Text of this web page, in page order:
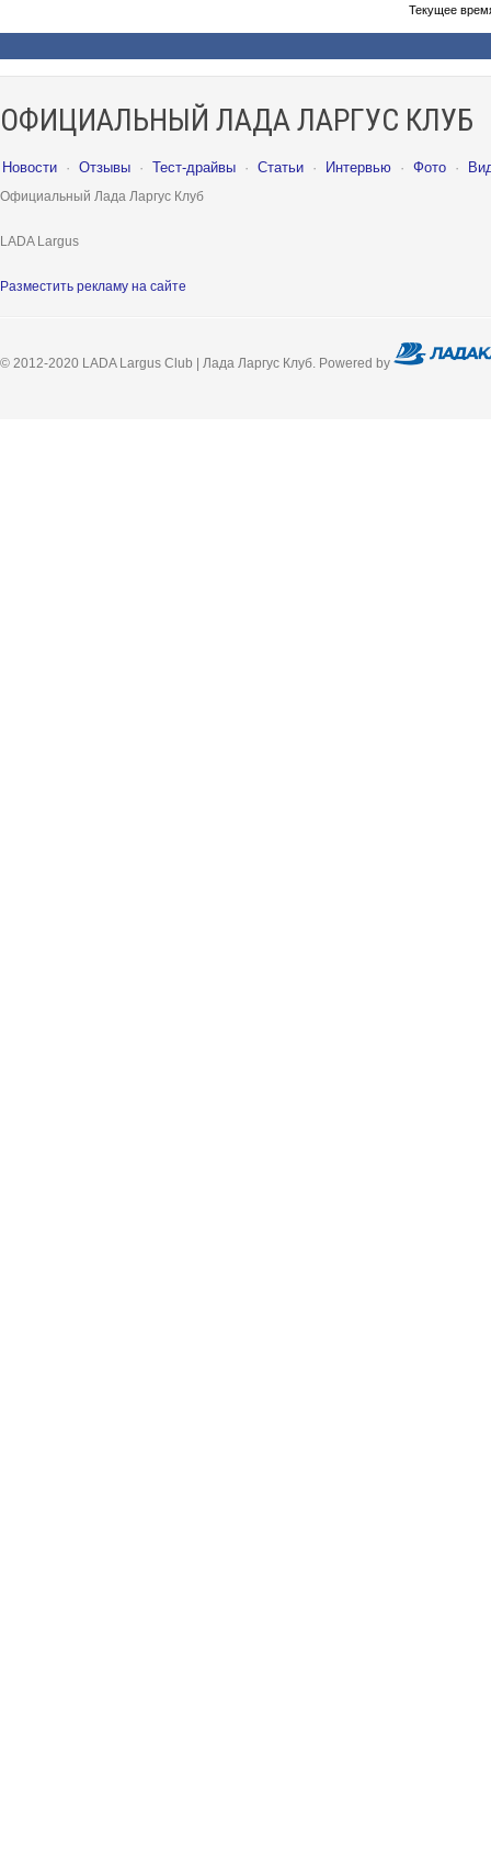
Текущее
ОФИЦИАЛЬНЫЙ ЛАДА ЛАРГУС КЛУБ
Новости · Отзывы · Тест-драйвы · Статьи · Интервью · Фото ·
Официальный Лада Ларгус Клуб
LADA Largus
Разместить рекламу на сайте
© 2012-2020 LADA Largus Club | Лада Ларгус Клуб. Powered by